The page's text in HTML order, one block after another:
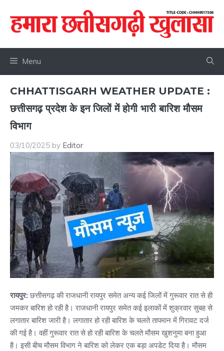
content
Menu
CHHATTISGARH WEATHER UPDATE :
छत्तीसगढ़ प्रदेश के इन जिलों में होगी भारी बारिश मौसम
विभाग
03/10/2025 by Editor
रायपुर: छत्तीसगढ़ की राजधानी रायपुर समेत अन्य कई जिलों में गुरूवार रात से ही
जमकर बारिश हो रही है। राजधानी रायपुर समेत कई इलाकों में शुक्रवार सुबह से
लगातार बारिश जारी है। लगातार हो रही बारिश के चलते तापमान में गिरावट दर्ज
की गई है। वहीं गुरूवार रात से हो रही बारिश के चलते मौसम खुशनुमा बना हुआ
है। इसी बीच मौसम विभाग ने बारिश को लेकर एक बड़ा अपडेट दिया है। मौसम